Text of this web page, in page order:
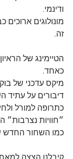
ודינמי.
מונולוגים
זה.
הטיימינג של
כאחד.
מיקס עדכני של
דיבורים על עתיד
כתרופה למורל
״חוויות נצרבות״
כמו השחור החדש